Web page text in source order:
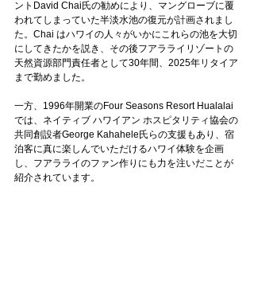
ントDavid Chai氏の勧めにより、マングローブに覆
われてしまっていた半淡水池の復元が計画されまし
た。Chai はハワイの人々がいかにこれらの池を大切
にしてきたかを説き、その後フアラライリゾートの
天然資源部門責任者として30年間、2025年リタイア
まで勤めました。
一方、1996年開業のFour Seasons Resort Hualalai
では、ネイティブ ハワイアン ホスピタリティ協会の
共同創設者George Kahahele氏らの支援もあり、宿
泊客に真に楽しんでいただけるハワイ体験を企画
し、フアラライのファン作りにも力を注いだことが
紹介されています。